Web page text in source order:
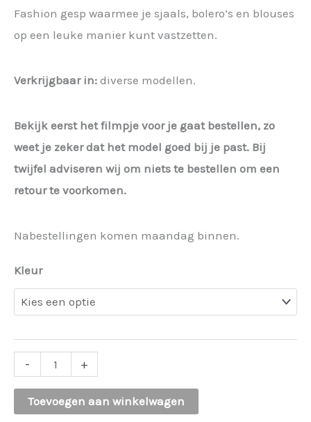
prijs
€ 9,95.
prijs
€ 7,46.
Fashion gesp waarmee je sjaals, bolero’s en blouses
op een leuke manier kunt vastzetten.
Verkrijgbaar in: diverse modellen.
Bekijk eerst het filmpje voor je gaat bestellen, zo
weet je zeker dat het model goed bij je past. Bij
twijfel adviseren wij om niets te bestellen om een
retour te voorkomen.
Nabestellingen komen maandag binnen.
Kleur
-
Fashion
Renske
+
Toevoegen aan winkelwagen